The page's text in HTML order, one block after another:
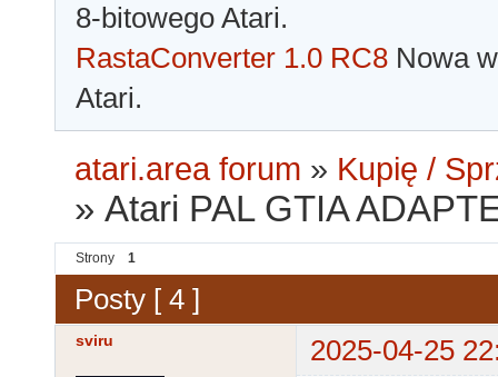
8-bitowego Atari.
RastaConverter 1.0 RC8 Nowa
Atari.
atari.area forum » Kupię /
»Atari PAL GTIA
Strony 1
Posty [ 4 ]
sviru 2025-04-25